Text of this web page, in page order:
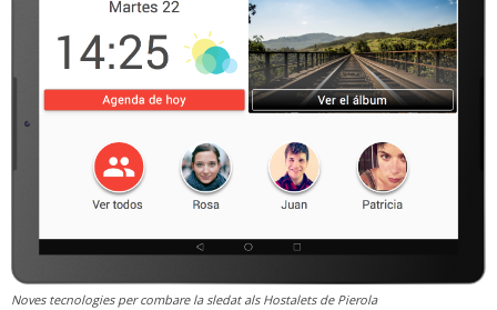
Noves tecnologies per combare la sledat als Hostalets de Pierola